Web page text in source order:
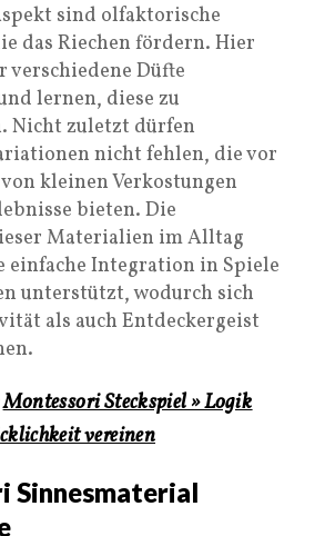
sind olfaktorische
das Riechen fördern. Hier
verschiedene Düfte
lernen, diese zu
Nicht zuletzt dürfen
nicht fehlen, die vor
kleinen Verkostungen
bieten. Die
Materialien im Alltag
Integration in Spiele
unterstützt, wodurch sich
als auch Entdeckergeist
Montessori Steckspiel » Logik
vereinen
Sinnesmaterial